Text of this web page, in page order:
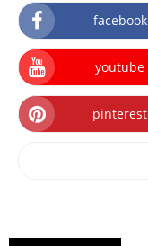
facebook
youtube
pinterest